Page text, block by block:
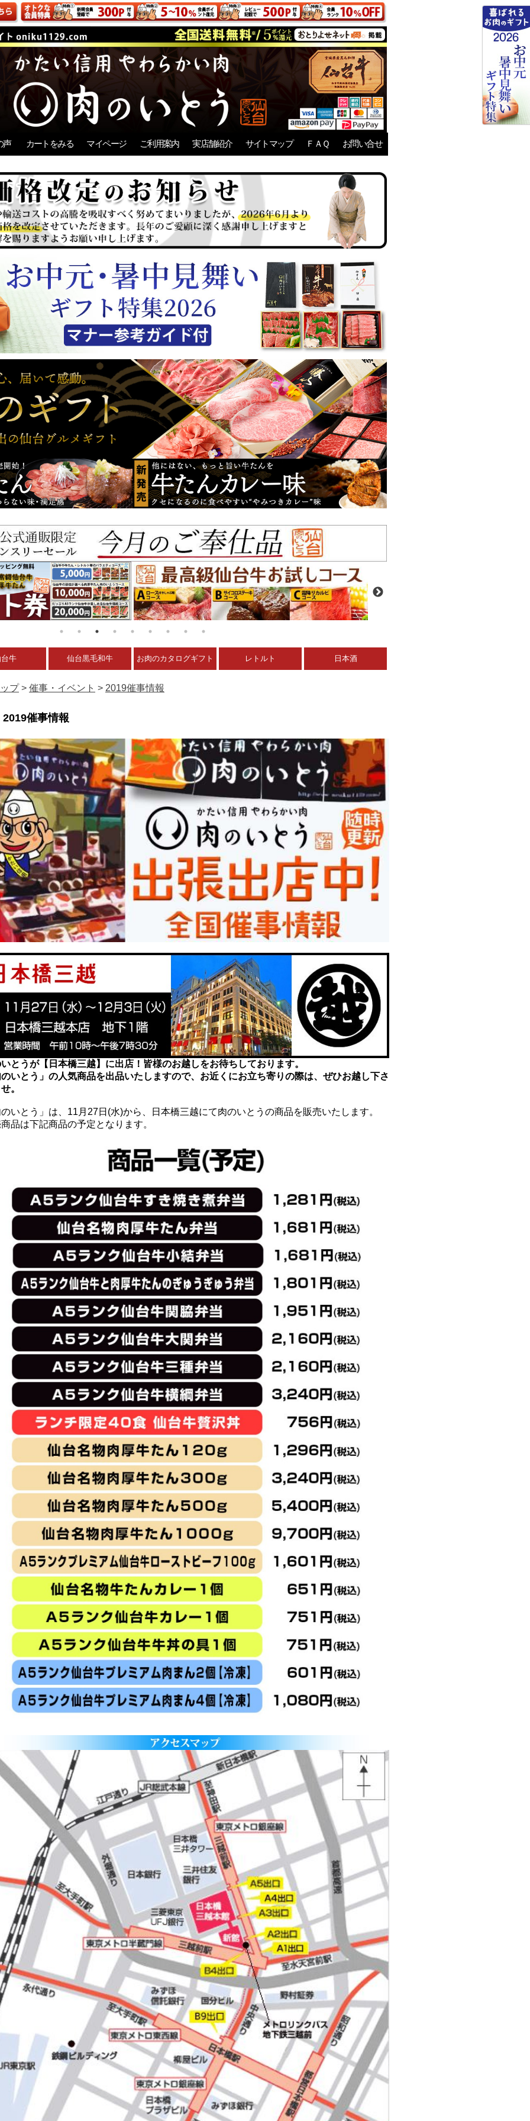
声 カートをみる マイページ ご利用案内 実店舗紹介 サイトマップ ＦＡＱ お問い合せ
牛 仙台黒毛和牛 お肉のカタログギフト レトルト 日本酒
プ> 催事・イベント > 2019催事情報
2019催事情報
とうが【日本橋三越】に出店！皆様のお越しをお待ちしております。
いとう」の人気商品を出品いたしますので、お近くにお立ち寄りの際は、ぜひお越し下さ
。
いとう」は、11月27日(水)から、日本橋三越にて肉のいとうの商品を販売いたします。
品は下記商品の予定となります。